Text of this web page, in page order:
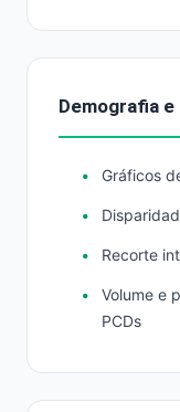
Demografia
Gráficos
Recorte
Volume e
PCDs